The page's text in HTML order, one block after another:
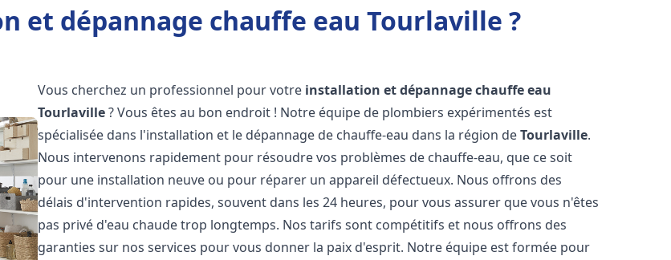
et dépannage chauffe eau Tourlaville ?
Vous cherchez un professionnel pour votre installation et dépannage chauffe eau
Tourlaville? Vous êtes au bon endroit ! Notre équipe de plombiers expérimentés est
spécialisée dans l'installation et le dépannage de chauffe-eau dans la région deTourlaville.
Nous intervenons rapidement pour résoudre vos problèmes de chauffe-eau, que ce soit
pour une installation neuve ou pour réparer un appareil défectueux. Nous offrons des
délais d'intervention rapides, souvent dans les 24 heures, pour vous assurer que vous n'êtes
pas privé d'eau chaude trop longtemps. Nos tarifs sont compétitifs et nous offrons des
garanties sur nos services pour vous donner la paix d'esprit. Notre équipe est formée pour